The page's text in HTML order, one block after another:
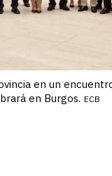
en un
en Burgos. ECB